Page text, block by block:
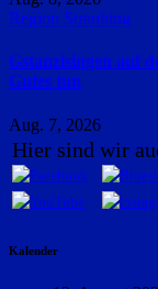
Region Straubing
Gstanzlsingen auf
Gutes tun
Aug. 7, 2026
Hier sind wir
Kalender